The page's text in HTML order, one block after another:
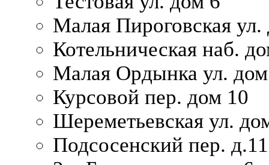
Малая Пироговская
Котельническая наб.
Малая Ордынка ул.
Курсовой пер. дом 10
Шереметьевская ул.
Подсосенский пер. д.11